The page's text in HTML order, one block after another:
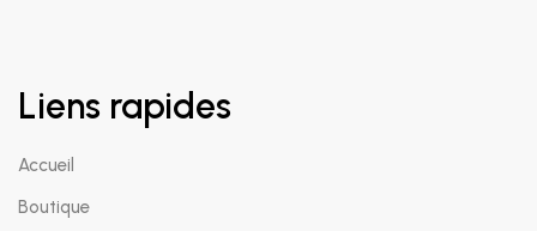
Liens rapides
Accueil
Boutique